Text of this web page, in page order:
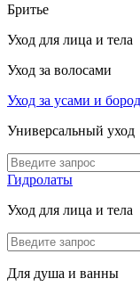
Бритье
Уход для лица и тела
Уход за волосами
Уход за усами и
Универсальный уход
Гидролаты
Уход для лица и тела
Для душа и ванны